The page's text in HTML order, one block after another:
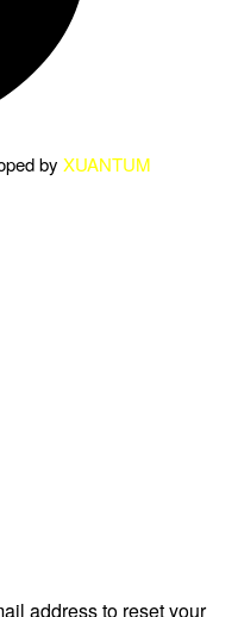
by XUANTUM
address to reset your